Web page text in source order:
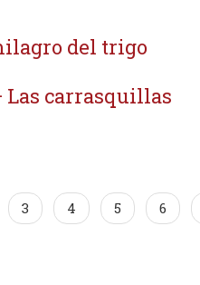
del trigo
Las carrasquillas
3 4 5 6